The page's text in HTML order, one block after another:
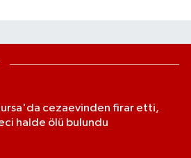
cezaevinden firar etti,
halde ölü bulundu